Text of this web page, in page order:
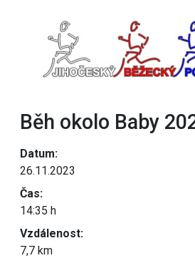
Běh okolo Baby
Datum:
26.11.2023
Čas:
14:35 h
Vzdálenost:
7,7 km